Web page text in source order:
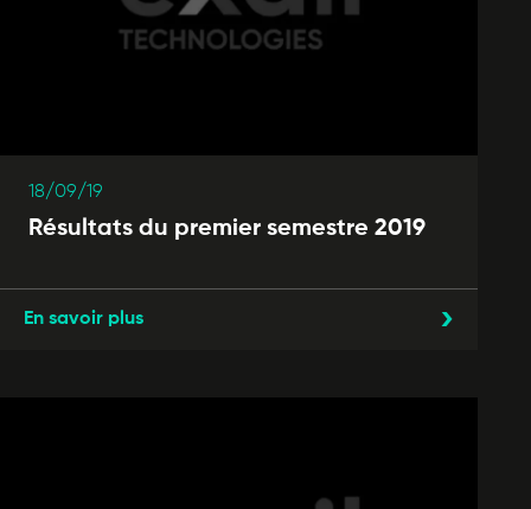
18/09/19
Résultats du premier semestre 2019
En savoir plus